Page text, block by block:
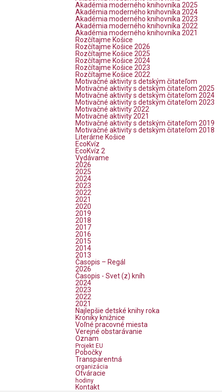
Akadémia moderného knihovníka 2025
Akadémia moderného knihovníka 2024
Akadémia moderného knihovníka 2023
Akadémia moderného knihovníka 2022
Akadémia moderného knihovníka 2021
Rozčítajme Košice
Rozčítajme Košice 2026
Rozčítajme Košice 2025
Rozčítajme Košice 2024
Rozčítajme Košice 2023
Rozčítajme Košice 2022
Motivačné aktivity s detským čitateľom
Motivačné aktivity s detským čitateľom 2025
Motivačné aktivity s detským čitateľom 2024
Motivačné aktivity s detským čitateľom 2023
Motivačné aktivity 2022
Motivačné aktivity 2021
Motivačné aktivity s detským čitateľom 2019
Motivačné aktivity s detským čitateľom 2018
Literárne Košice
EcoKvíz
EcoKvíz 2
Vydávame
2026
2025
2024
2023
2022
2021
2020
2019
2018
2017
2016
2015
2014
2013
Časopis – Regál
2026
Časopis - Svet (z) kníh
2024
2023
2022
2021
Najlepšie detské knihy roka
Kroniky knižnice
Voľné pracovné miesta
Verejné obstarávanie
Oznam
Projekt EU
Pobočky
Transparentná
organizácia
Otváracie
hodiny
Kontakt